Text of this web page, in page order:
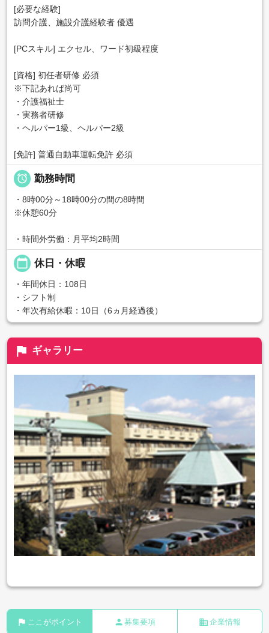
[必要な経験]
訪問介護、施設介護経験者 優遇
[PCスキル] エクセル、ワード初級程度
[資格] 初任者研修 必須
※下記あれば尚可
・介護福祉士
・実務者研修
・ヘルパー1級、ヘルパー2級
[免許] 普通自動車運転免許 必須
 勤務時間
・8時00分～18時00分の間の8時間
※休憩60分
・時間外労働：月平均2時間
calendar_today 休日・休暇
・年間休日：108日
・シフト制
・年次有給休暇：10日（6ヵ月経過後）
flag ギャラリー
flag ここがポイント person 募集要項 business 企業情報